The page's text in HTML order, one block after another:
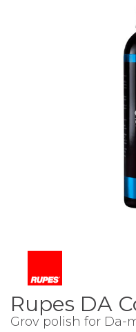
Rupes DA
Grov polish for Da-